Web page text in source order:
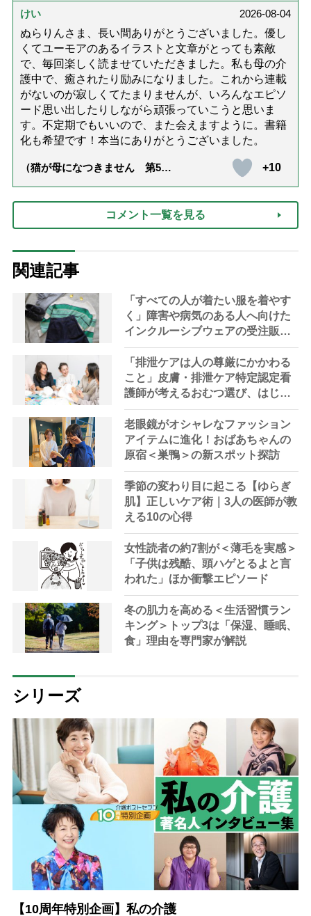
達』が届きました」）
けい
2026-08-04
ぬらりんさま、長い間ありがとうございました。優し
くてユーモアのあるイラストと文章がとっても素敵
で、毎回楽しく読ませていただきました。私も母の介
護中で、癒されたり励みになりました。これから連載
がないのが寂しくてたまりませんが、いろんなエピソ
ード思い出したりしながら頑張っていこうと思いま
す。不定期でもいいので、また会えますように。書籍
化も希望です！本当にありがとうございました。
（猫が母になつきません 第500
+10
コメント一覧を見る
関連記事
「すべての人が着たい服を着やす
く」障害や病気のある人へ向けた
インクルーシブウェアの受注販売
が開始
「排泄ケアは人の尊厳にかかわる
こと」皮膚・排泄ケア特定認定看
護師が考えるおむつ選び、はじめ
の一歩
老眼鏡がオシャレなファッション
アイテムに進化！おばあちゃんの
原宿＜巣鴨＞の新スポット探訪
季節の変わり目に起こる【ゆらぎ
肌】正しいケア術｜3人の医師が教
える10の心得
女性読者の約7割が＜薄毛を実感＞
「子供は残酷、頭ハゲとるよと言
われた」ほか衝撃エピソード
冬の肌力を高める＜生活習慣ラン
キング＞トップ3は「保湿、睡眠、
食」理由を専門家が解説
シリーズ
【10周年特別企画】私の介護